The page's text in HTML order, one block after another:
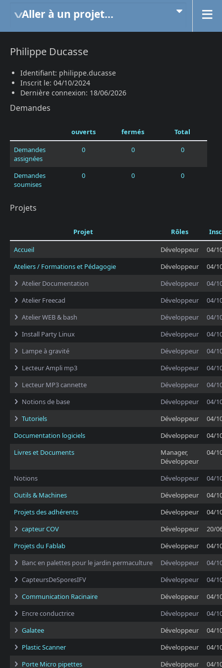
Aller à un projet...
Philippe Ducasse
Identifiant: philippe.ducasse
Inscrit le: 04/10/2024
Dernière connexion: 18/06/2026
Demandes
ouverts fermés
Total
Demandes
assignées
0 0 0
Demandes
soumises
0 0 0
Projets
Projet Rôles
Accueil
Développeur
04/
Ateliers / Formations et Pédagogie
Développeur
04/
Atelier Documentation
Développeur
04/
Atelier Freecad
Développeur
04/
Atelier WEB & bash
Développeur
04/
Install Party Linux
Développeur
04/
Lampe à gravité
Développeur
04/
Lecteur Ampli mp3
Développeur
04/
Lecteur MP3 cannette
Développeur
04/
Notions de base
Développeur
04/
Tutoriels
Développeur
04/
Documentation logiciels
Développeur
04/
Livres et Documents
Manager,
Développeur
04/
Notions Développeur
04/
Outils & Machines
Développeur
04/
Projets des adhérents
Développeur
04/
capteur COV
Développeur
20/
Projets du Fablab
Développeur
04/
Banc en palettes pour le jardin permaculture
Développeur
04/
CapteursDeSporesIFV
Développeur
04/
Communication Racinaire
Développeur
04/
Encre conductrice
Développeur
04/
Galatee
Développeur
04/
Plastic Scanner
Développeur
04/
Porte Micro pipettes
Développeur 04/